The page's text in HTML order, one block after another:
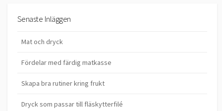
Senaste Inläggen
Mat och dryck
Fördelar med färdig matkasse
Skapa bra rutiner kring frukt
Dryck som passar till fläskytterfilé